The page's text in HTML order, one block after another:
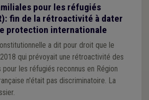
pour les réfugiés
fin de la rétroactivité à dater
protection internationale
a dit pour droit que le
qui prévoyait une rétroactivité des
les réfugiés reconnus en Région
n'était pas discriminatoire. La